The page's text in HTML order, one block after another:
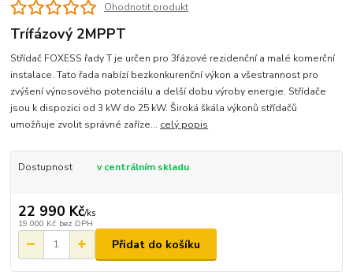
Ohodnotit produkt
Trífázový 2MPPT
Střídač FOXESS řady T je určen pro 3fázové rezidenční a malé komerční
instalace. Tato řada nabízí bezkonkurenční výkon a všestrannost pro
zvýšení výnosového potenciálu a delší dobu výroby energie. Střídače
jsou k dispozici od 3 kW do 25 kW. Široká škála výkonů střídačů
umožňuje zvolit správné zaříze... celý popis
Dostupnost v centrálním skladu
22 990 Kč/ks
19 000 Kč bez DPH
Přidat do košíku